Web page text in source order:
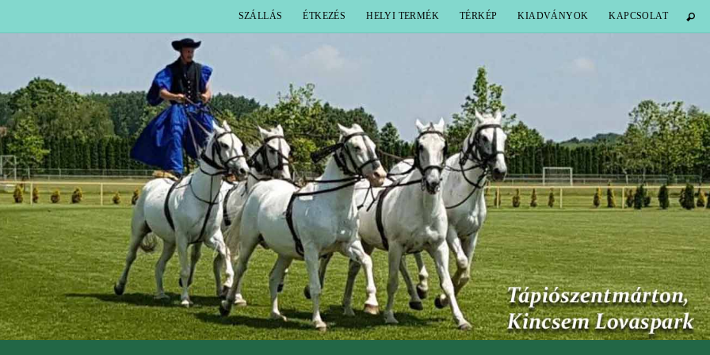
SZÁLLÁS ÉTKEZÉS HELYI TERMÉK TÉRKÉP KIADVÁNYOK KAPCSOLAT